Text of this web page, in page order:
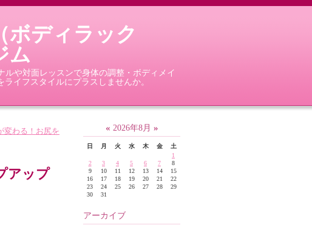
ボディラック
ム
や対面レッスンで身体の調整・ボディメイ
イフスタイルにプラスしませんか。
変わる！お尻を
アップ
« 2026年8月 »
日 月 火 水 木 金
土
1
2
3 4 5 6 7
8
9
10 11 12 13 14
15
16
17 18 19 20 21
22
23
24 25 26 27 28
29
30
31
アーカイブ